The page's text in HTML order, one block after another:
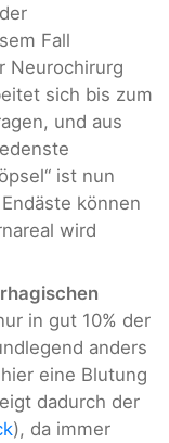
Fall
Neurochirurg
sich bis zum
und aus
ist nun
können
wird
in gut 10% der
anders
eine Blutung
dadurch der
), da immer